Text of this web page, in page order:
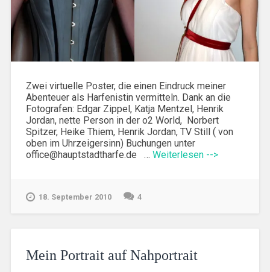
Zwei virtuelle Poster, die einen Eindruck meiner
Abenteuer als Harfenistin vermitteln. Dank an die
Fotografen: Edgar Zippel, Katja Mentzel, Henrik
Jordan, nette Person in der o2 World, Norbert
Spitzer, Heike Thiem, Henrik Jordan, TV Still ( von
oben im Uhrzeigersinn) Buchungen unter
office@hauptstadtharfe.de … Weiterlesen -->
18. September 2010 4
Mein Portrait auf Nahportrait